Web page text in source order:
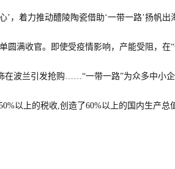
，着力推动醴陵陶瓷借助‘一带一路’扬帆出
圆满收官。 即使受疫情影响，产能受阻， 在“
在波兰引发抢购……“一带一路”为众多中小
以上的税收,创造了60%以上的国内生产总